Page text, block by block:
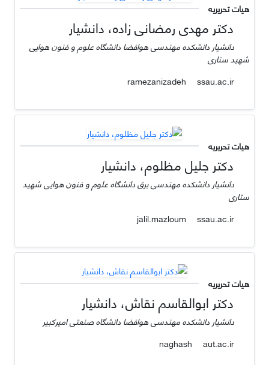
هیات تحریریه
دکتر مهدی رمضانی زاده، دانشیار
دانشیار دانشکده مهندسی هوافضا دانشگاه علوم و فنون هوایی
شهید ستاری
ramezanizadeh
ssau.ac.ir
هیات تحریریه
دکتر جلیل مظلوم، دانشیار
دانشیار دانشکده مهندسی برق دانشگاه علوم و فنون هوایی شهید
ستاری
jalil.mazloum
ssau.ac.ir
هیات تحریریه
دکتر ابوالقاسم نقاش، دانشیار
دانشیار دانشکده مهندسی هوافضا دانشگاه صنعتی امیرکبیر
naghash
aut.ac.ir